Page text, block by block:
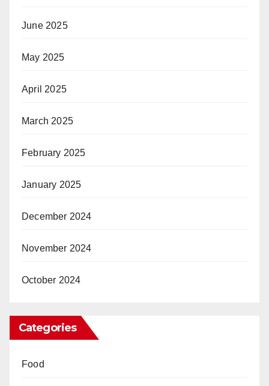
June 2025
May 2025
April 2025
March 2025
February 2025
January 2025
December 2024
November 2024
October 2024
Categories
Food